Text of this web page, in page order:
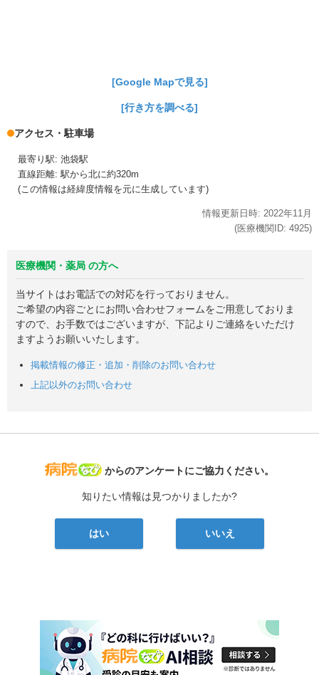
[Google Mapで見る]
[行き方を調べる]
アクセス・駐車場
最寄り駅: 池袋駅
直線距離: 駅から北に約320m
(この情報は経緯度情報を元に生成しています)
情報更新日時: 2022年11月
(医療機関ID: 4925)
医療機関・薬局 の方へ
当サイトはお電話での対応を行っておりません。
ご希望の内容ごとにお問い合わせフォームをご用意しておりま
すので、お手数ではございますが、下記よりご連絡をいただけ
ますようお願いいたします。
掲載情報の修正・追加・削除のお問い合わせ
上記以外のお問い合わせ
病院なび
からのアンケートにご協力ください。
知りたい情報は見つかりましたか?
はい いいえ